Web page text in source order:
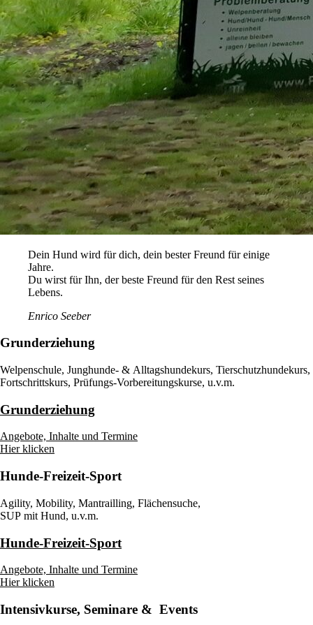
Dein Hund wird für dich, dein bester Freund für einige
Jahre.
Du wirst für Ihn, der beste Freund für den Rest seines
Lebens.
Enrico Seeber
Grunderziehung
Welpenschule, Jung­hunde- & Alltags­hunde­kurs, Tier­schutz­hunde­kurs,
Fort­schritts­kurs, Prüfungs-Vor­berei­tungs­kurse, u.v.m.
Grunderziehung
Angebote, Inhalte und Termine
Hier klicken
Hunde-Freizeit-Sport
Agility, Mobility, Mantrailling, Flächensuche,
SUP mit Hund, u.v.m.
Hunde-Freizeit-Sport
Angebote, Inhalte und Termine
Hier klicken
Intensivkurse, Seminare & Events